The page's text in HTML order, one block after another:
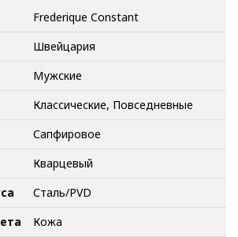
Frederique Constant
Швейцария
Мужские
Классические, Повседневные
Сапфировое
Кварцевый
Сталь/PVD
Кожа